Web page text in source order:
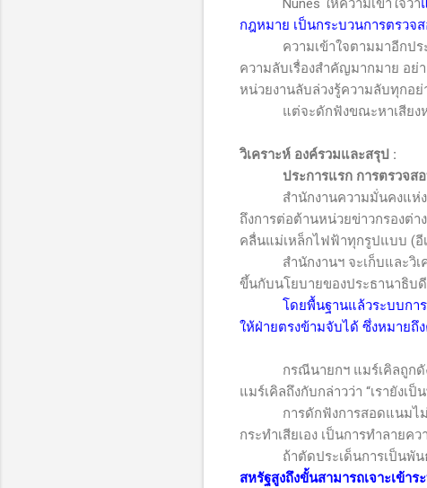
Nunes ให้ความเข้าใจว่า
กฎหมาย เป็นกระบวนการตรวจ
ความเข้าใจตามมาอีกป
ความลับเรื่องสำคัญมากมาย อย่
หน่วยงานลับล่วงรู้ความลับทุกอย่
แต่จะดักฟังขณะหาเสียงหรือ
วิเคราะห์ องค์รวมและสรุป :
ประการแรก การตรวจ
สำนักงานความมั่นคงแห่งชาติ
ถึงการต่อต้านหน่วยข่าวกรอง
คลื่นแม่เหล็กไฟฟ้าทุกรูปแบบ (อี
สำนักงานฯ จะเก็บและวิเคร
ขึ้นกับนโยบายของประธานาธิบ
โดยพื้นฐานแล้วระบบกา
ให้ฝ่ายตรงข้ามจับได้ ซึ่งหมายถึ
กรณีนายกฯ แมร์เคิลถูก
แมร์เคิลถึงกับกล่าวว่า “เรายังเ
การดักฟังการสอดแนมไ
กระทำเสียเอง เป็นการทำลาย
ถ้าตัดประเด็นการเป็นพัน
สหรัฐสูงถึงขั้นสามารถเจาะเข้า